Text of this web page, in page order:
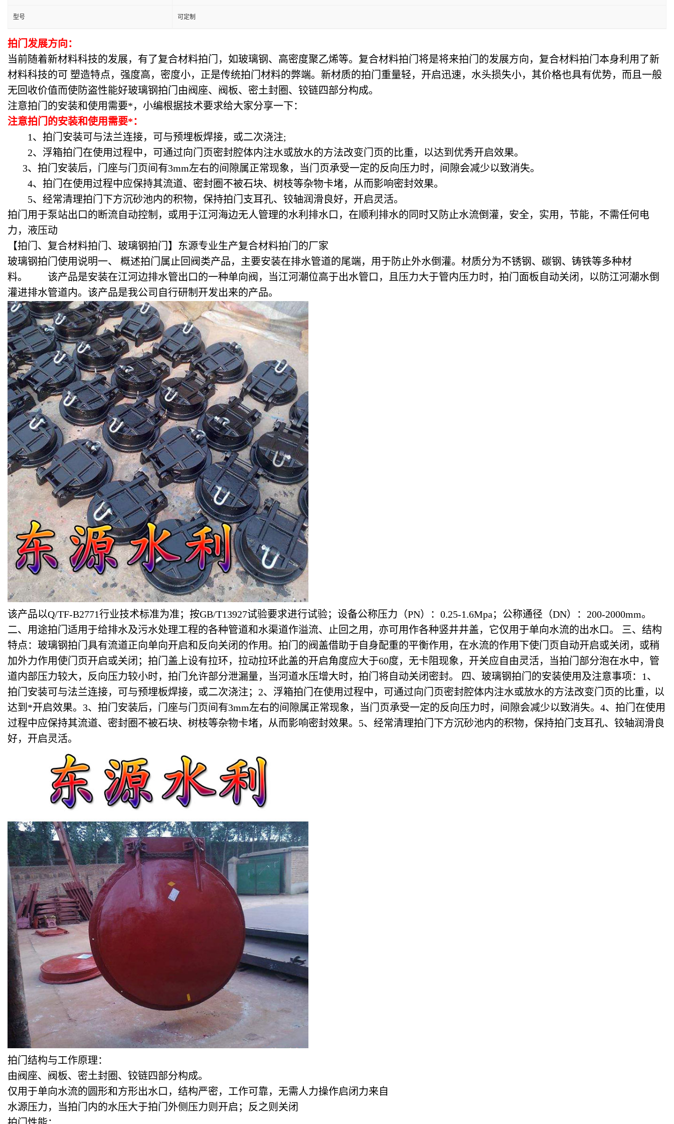
型号 可定制
拍门发展方向：
当前随着新材料科技的发展，有了复合材料拍门，如玻璃钢、高密度聚乙烯等。复合材料拍门将是将来拍门的发展方向，复合材料拍门本身利用了新
材料科技的可 塑造特点，强度高，密度小，正是传统拍门材料的弊端。新材质的拍门重量轻，开启迅速，水头损失小，其价格也具有优势，而且一般
无回收价值而使防盗性能好玻璃钢拍门由阀座、阀板、密土封圈、铰链四部分构成。
注意拍门的安装和使用需要*，小编根据技术要求给大家分享一下：
注意拍门的安装和使用需要*：
1、拍门安装可与法兰连接，可与预埋板焊接，或二次浇注;
2、浮箱拍门在使用过程中，可通过向门页密封腔体内注水或放水的方法改变门页的比重，以达到优秀开启效果。
3、拍门安装后，门座与门页间有3mm左右的间隙属正常现象，当门页承受一定的反向压力时，间隙会减少以致消失。
4、拍门在使用过程中应保持其流道、密封圈不被石块、树枝等杂物卡堵，从而影响密封效果。
5、经常清理拍门下方沉砂池内的积物，保持拍门支耳孔、铰轴润滑良好，开启灵活。
拍门用于泵站出口的断流自动控制，或用于江河海边无人管理的水利排水口，在顺利排水的同时又防止水流倒灌，安全，实用，节能，不需任何电
力，液压动
【拍门、复合材料拍门、玻璃钢拍门】东源专业生产复合材料拍门的厂家
玻璃钢拍门使用说明一、 概述拍门属止回阀类产品，主要安装在排水管道的尾端，用于防止外水倒灌。材质分为不锈钢、碳钢、铸铁等多种材
料。 该产品是安装在江河边排水管出口的一种单向阀，当江河潮位高于出水管口，且压力大于管内压力时，拍门面板自动关闭，以防江河潮水倒
灌进排水管道内。该产品是我公司自行研制开发出来的产品。
该产品以Q/TF-B2771行业技术标准为准；按GB/T13927试验要求进行试验；设备公称压力（PN）：0.25-1.6Mpa；公称通径（DN）：200-2000mm。
二、用途拍门适用于给排水及污水处理工程的各种管道和水渠道作溢流、止回之用，亦可用作各种竖井井盖，它仅用于单向水流的出水口。 三、结构
特点：玻璃钢拍门具有流道正向单向开启和反向关闭的作用。拍门的阀盖借助于自身配重的平衡作用，在水流的作用下使门页自动开启或关闭，或稍
加外力作用使门页开启或关闭；拍门盖上设有拉环，拉动拉环此盖的开启角度应大于60度，无卡阻现象，开关应自由灵活，当拍门部分泡在水中，管
道内部压力较大，反向压力较小时，拍门允许部分泄漏量，当河道水压增大时，拍门将自动关闭密封。 四、玻璃钢拍门的安装使用及注意事项：1、
拍门安装可与法兰连接，可与预埋板焊接，或二次浇注；2、浮箱拍门在使用过程中，可通过向门页密封腔体内注水或放水的方法改变门页的比重，以
达到*开启效果。3、拍门安装后，门座与门页间有3mm左右的间隙属正常现象，当门页承受一定的反向压力时，间隙会减少以致消失。4、拍门在使用
过程中应保持其流道、密封圈不被石块、树枝等杂物卡堵，从而影响密封效果。5、经常清理拍门下方沉砂池内的积物，保持拍门支耳孔、铰轴润滑良
好，开启灵活。
拍门结构与工作原理：
由阀座、阀板、密土封圈、铰链四部分构成。
仅用于单向水流的圆形和方形出水口，结构严密，工作可靠，无需人力操作启闭力来自
水源压力，当拍门内的水压大于拍门外侧压力则开启；反之则关闭